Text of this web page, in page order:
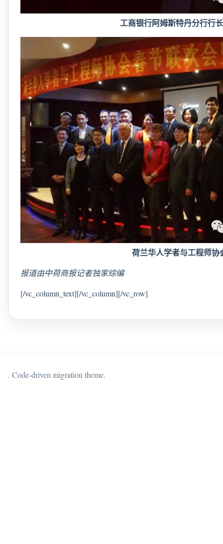
工商银行阿姆斯特丹分行行
荷兰华人学者与工程师协
报道由中荷商报记者独家综编
[/vc_column_text][/vc_column][/vc_row]
. Code-driven migration theme.